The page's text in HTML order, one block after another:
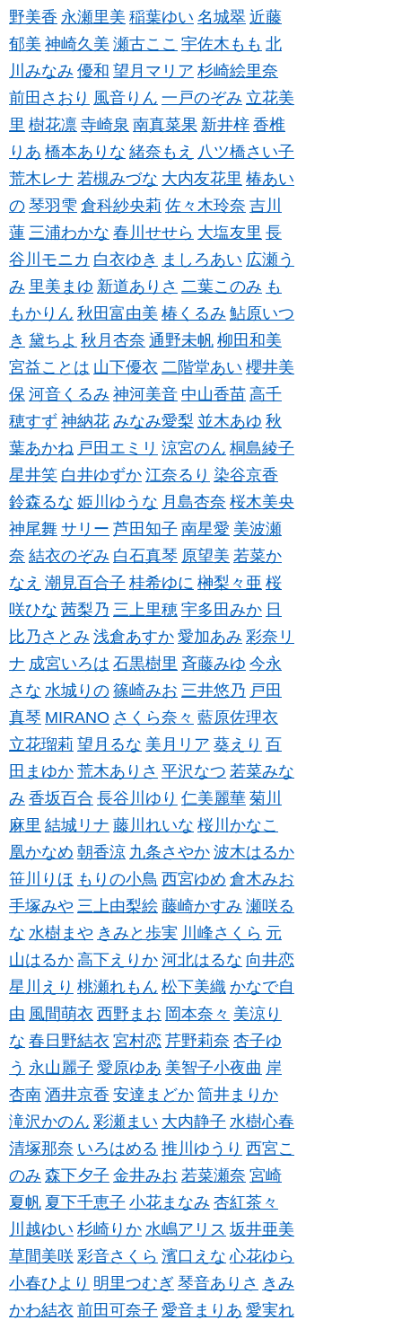
野美香 永瀬里美 稲葉ゆい 名城翠 近藤
郁美 神崎久美 瀬古ここ 宇佐木もも 北
川みなみ 優和 望月マリア 杉崎絵里奈
前田さおり 風音りん 一戸のぞみ 立花美
里 樹花凛 寺崎泉 南真菜果 新井梓 香椎
りあ 橋本ありな 緒奈もえ 八ツ橋さい子
荒木レナ 若槻みづな 大内友花里 椿あい
の 琴羽雫 倉科紗央莉 佐々木玲奈 吉川
蓮 三浦わかな 春川せせら 大塩友里 長
谷川モニカ 白衣ゆき ましろあい 広瀬う
み 里美まゆ 新道ありさ 二葉このみ も
もかりん 秋田富由美 椿くるみ 鮎原いつ
き 黛ちよ 秋月杏奈 通野未帆 柳田和美
宮益ことは 山下優衣 二階堂あい 櫻井美
保 河音くるみ 神河美音 中山香苗 高千
穂すず 神納花 みなみ愛梨 並木あゆ 秋
葉あかね 戸田エミリ 涼宮のん 桐島綾子
星井笑 白井ゆずか 江奈るり 染谷京香
鈴森るな 姫川ゆうな 月島杏奈 桜木美央
神尾舞 サリー 芦田知子 南星愛 美波瀬
奈 結衣のぞみ 白石真琴 原望美 若菜か
なえ 潮見百合子 桂希ゆに 榊梨々亜 桜
咲ひな 茜梨乃 三上里穂 宇多田みか 日
比乃さとみ 浅倉あすか 愛加あみ 彩奈リ
ナ 成宮いろは 石黒樹里 斉藤みゆ 今永
さな 水城りの 篠崎みお 三井悠乃 戸田
真琴 MIRANO さくら奈々 藍原佐理衣
立花瑠莉 望月るな 美月リア 葵えり 百
田まゆか 荒木ありさ 平沢なつ 若菜みな
み 香坂百合 長谷川ゆり 仁美麗華 菊川
麻里 結城リナ 藤川れいな 桜川かなこ
凰かなめ 朝香涼 九条さやか 波木はるか
笹川りほ もりの小鳥 西宮ゆめ 倉木みお
手塚みや 三上由梨絵 藤崎かすみ 瀬咲る
な 水樹まや きみと歩実 川峰さくら 元
山はるか 高下えりか 河北はるな 向井恋
星川えり 桃瀬れもん 松下美織 かなで自
由 風間萌衣 西野まお 岡本奈々 美涼り
な 春日野結衣 宮村恋 芹野莉奈 杏子ゆ
う 永山麗子 愛原ゆあ 美智子小夜曲 岸
杏南 酒井京香 安達まどか 筒井まりか
滝沢かのん 彩瀬まい 大内静子 水樹心春
清塚那奈 いろはめる 推川ゆうり 西宮こ
のみ 森下夕子 金井みお 若菜瀬奈 宮崎
夏帆 夏下千恵子 小花まなみ 杏紅茶々
川越ゆい 杉崎りか 水嶋アリス 坂井亜美
草間美咲 彩音さくら 濱口えな 心花ゆら
小春ひより 明里つむぎ 琴音ありさ きみ
かわ結衣 前田可奈子 愛音まりあ 愛実れ